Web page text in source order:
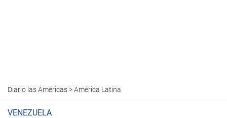
Diario las Américas>América Latina
VENEZUELA